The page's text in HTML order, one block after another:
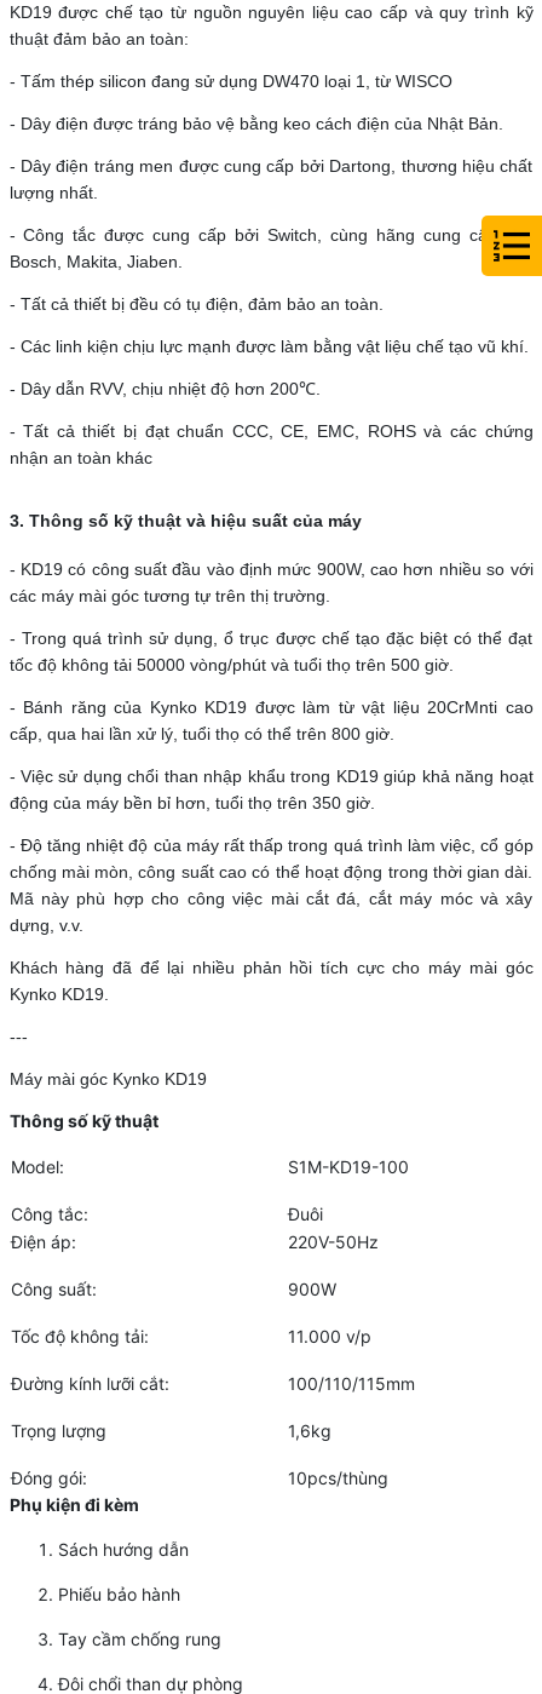
KD19 được chế tạo từ nguồn nguyên liệu cao cấp và quy trình kỹ
thuật đảm bảo an toàn:
- Tấm thép silicon đang sử dụng DW470 loại 1, từ WISCO
- Dây điện được tráng bảo vệ bằng keo cách điện của Nhật Bản.
- Dây điện tráng men được cung cấp bởi Dartong, thương hiệu chất
lượng nhất.
- Công tắc được cung cấp bởi Switch, cùng hãng cung cấp cho
Bosch, Makita, Jiaben.
- Tất cả thiết bị đều có tụ điện, đảm bảo an toàn.
- Các linh kiện chịu lực mạnh được làm bằng vật liệu chế tạo vũ khí.
- Dây dẫn RVV, chịu nhiệt độ hơn 200℃.
- Tất cả thiết bị đạt chuẩn CCC, CE, EMC, ROHS và các chứng
nhận an toàn khác
3. Thông số kỹ thuật và hiệu suất của máy
- KD19 có công suất đầu vào định mức 900W, cao hơn nhiều so với
các máy mài góc tương tự trên thị trường.
- Trong quá trình sử dụng, ổ trục được chế tạo đặc biệt có thể đạt
tốc độ không tải 50000 vòng/phút và tuổi thọ trên 500 giờ.
- Bánh răng của Kynko KD19 được làm từ vật liệu 20CrMnti cao
cấp, qua hai lần xử lý, tuổi thọ có thể trên 800 giờ.
- Việc sử dụng chổi than nhập khẩu trong KD19 giúp khả năng hoạt
động của máy bền bỉ hơn, tuổi thọ trên 350 giờ.
- Độ tăng nhiệt độ của máy rất thấp trong quá trình làm việc, cổ góp
chống mài mòn, công suất cao có thể hoạt động trong thời gian dài.
Mã này phù hợp cho công việc mài cắt đá, cắt máy móc và xây
dựng, v.v.
Khách hàng đã để lại nhiều phản hồi tích cực cho máy mài góc
Kynko KD19.
---
Máy mài góc Kynko KD19
Thông số kỹ thuật
Model: S1M-KD19-100
Công tắc:
Đuôi
Điện áp:
220V-50Hz
Công suất: 900W
Tốc độ không tải: 11.000 v/p
Đường kính lưỡi cắt: 100/110/115mm
Trọng lượng 1,6kg
Đóng gói:
10pcs/thùng
Phụ kiện đi kèm
Sách hướng dẫn
Phiếu bảo hành
Tay cầm chống rung
Đôi chổi than dự phòng